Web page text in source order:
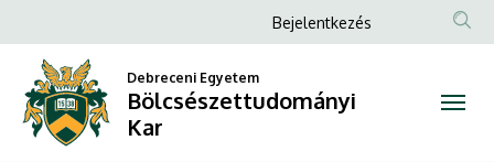
és
karriernap
a
tartalomra
Anonim
fiók
menüje
Bejelentkezés
Debreceni Egyetem
Bölcsészettudományi
Kar